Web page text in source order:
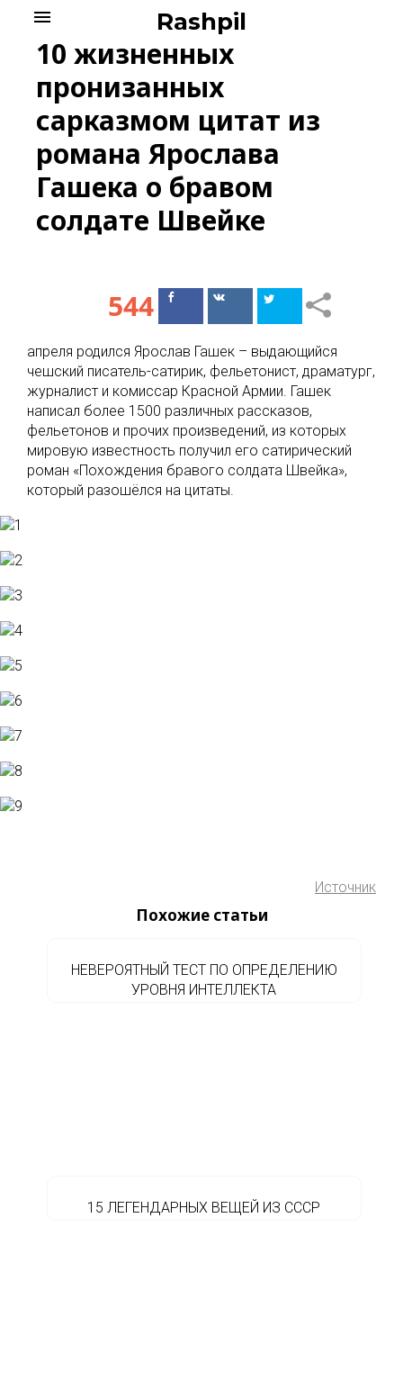
content
Rashpil
menu
10 жизненных
пронизанных
сарказмом цитат из
романа Ярослава
Гашека о бравом
солдате Швейке
544
ПоделитьсяПоделиться
апреля родился Ярослав Гашек – выдающийся
чешский писатель-сатирик, фельетонист, драматург,
журналист и комиссар Красной Армии. Гашек
написал более 1500 различных рассказов,
фельетонов и прочих произведений, из которых
мировую известность получил его сатирический
роман «Похождения бравого солдата Швейка»,
который разошёлся на цитаты.
Источник
Похожие статьи
НЕВЕРОЯТНЫЙ ТЕСТ ПО ОПРЕДЕЛЕНИЮ
УРОВНЯ ИНТЕЛЛЕКТА
15 ЛЕГЕНДАРНЫХ ВЕЩЕЙ ИЗ СССР